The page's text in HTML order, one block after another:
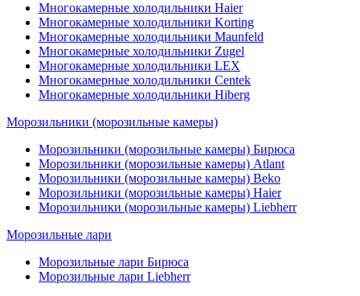
Многокамерные холодильники Haier
Многокамерные холодильники Korting
Многокамерные холодильники Maunfeld
Многокамерные холодильники Zugel
Многокамерные холодильники LEX
Многокамерные холодильники Centek
Многокамерные холодильники Hiberg
Морозильники (морозильные камеры)
Морозильники (морозильные камеры) Бирюса
Морозильники (морозильные камеры) Atlant
Морозильники (морозильные камеры) Beko
Морозильники (морозильные камеры) Haier
Морозильники (морозильные камеры) Liebherr
Морозильные лари
Морозильные лари Бирюса
Морозильные лари Liebherr